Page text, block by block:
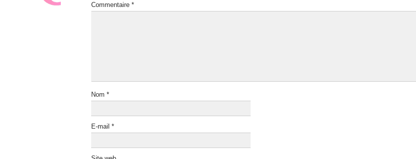
Commentaire *
Nom *
E-mail *